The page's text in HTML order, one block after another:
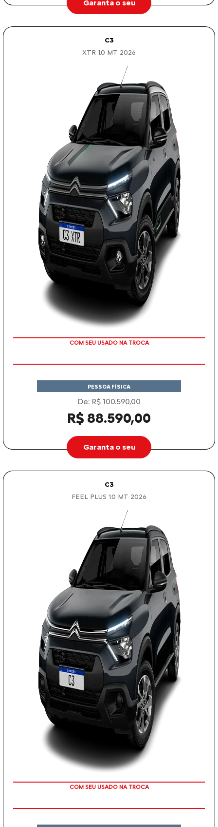
Garanta o seu
C3
XTR 1.0 MT 2026
COM SEU USADO NA TROCA
PESSOA FÍSICA
De: R$ 100.590,00
R$ 88.590,00
Garanta o seu
C3
FEEL PLUS 1.0 MT 2026
TAXA ZERO